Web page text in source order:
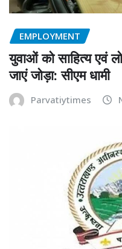
EMPLOYMENT
युवाओं को साहित्य एवं
जाएं जोड़ा: सीएम धामी
Parvatiytimes